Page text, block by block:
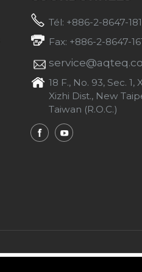
Tél: +886-2-8647-
Fax: +886-2-8647-
18 F., No. 93, Sec. 1,
Xizhi Dist., New
Taiwan (R.O.C.)